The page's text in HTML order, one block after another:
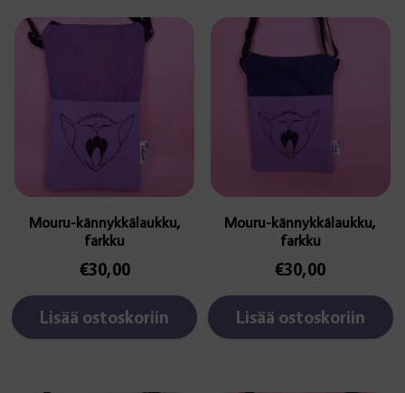
Mouru-kännykkälaukku,
farkku
€30,00
Lisää ostoskoriin
Mouru-kännykkälaukku,
farkku
€30,00
Lisää ostoskoriin